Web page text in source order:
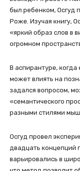
был ребенком, Осгуд
Роже. Изучая книгу,
«яркий образ слов в
огромном
В аспирантуре, когда
может влиять на
задался вопросом,
«семантического
разными стилями
Осгуд провел
двадцать концепций
варьировались в